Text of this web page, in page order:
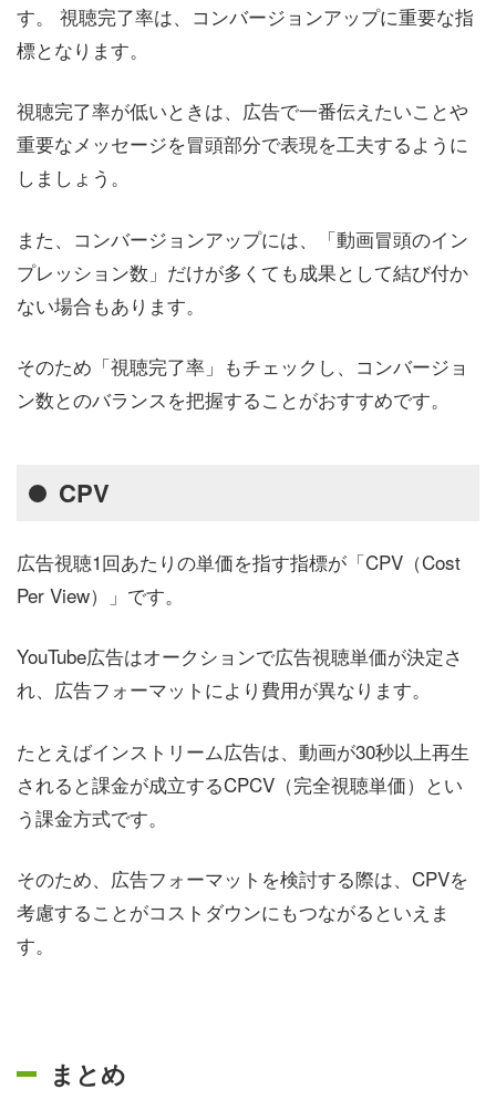
す。 視聴完了率は、コンバージョンアップに重要な指
標となります。
視聴完了率が低いときは、広告で一番伝えたいことや
重要なメッセージを冒頭部分で表現を工夫するように
しましょう。
また、コンバージョンアップには、「動画冒頭のイン
プレッション数」だけが多くても成果として結び付か
ない場合もあります。
そのため「視聴完了率」もチェックし、コンバージョ
ン数とのバランスを把握することがおすすめです。
CPV
広告視聴1回あたりの単価を指す指標が「CPV（Cost
Per View）」です。
YouTube広告はオークションで広告視聴単価が決定さ
れ、広告フォーマットにより費用が異なります。
たとえばインストリーム広告は、動画が30秒以上再生
されると課金が成立するCPCV（完全視聴単価）とい
う課金方式です。
そのため、広告フォーマットを検討する際は、CPVを
考慮することがコストダウンにもつながるといえま
す。
まとめ